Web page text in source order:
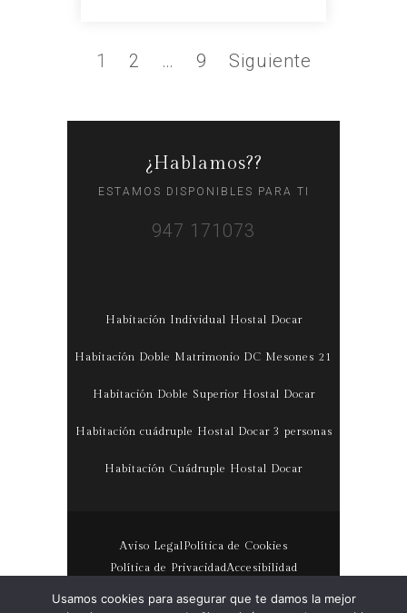
1 2 … 9 Siguiente
¿Hablamos??
ESTAMOS DISPONIBLES PARA TI
947 171073
Habitación Individual Hostal Docar
Habitación Doble Matrimonio DC Mesones 21
Habitación Doble Superior Hostal Docar
Habitación cuádruple Hostal Docar 3 personas
Habitación Cuádruple Hostal Docar
Aviso LegalPolítica de Cookies
Política de PrivacidadAccesibilidad
Usamos cookies para asegurar que te damos la mejor